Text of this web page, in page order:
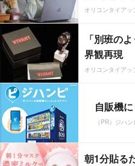
オリコンタイアッ
「別班の
界観再現
オリコンタイアッ
自販機
（PR）ジハン
朝1分貼る